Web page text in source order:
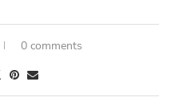
0 comments